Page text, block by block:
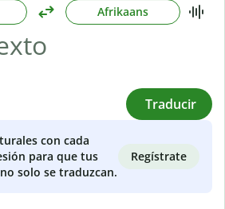
Afrikaans
Traducir
con cada
para que tus
solo se traduzcan.
Regístrate